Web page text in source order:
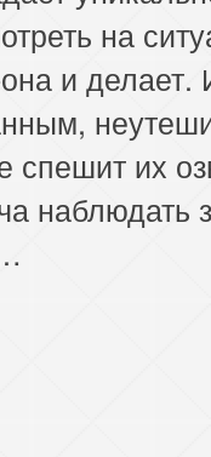
на
и делает.
их
наблюдать